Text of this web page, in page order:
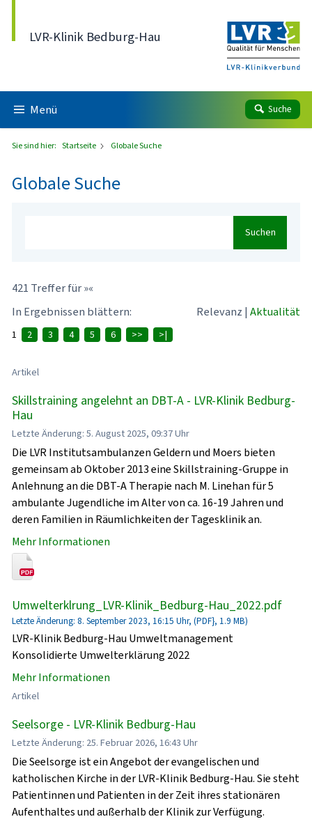
LVR-Klinik Bedburg-Hau
Menü Suche
Sie sind hier: Startseite Globale Suche
Globale Suche
Suchen
421 Treffer für »«
In Ergebnissen blättern:
Relevanz | Aktualität
1 2 3 4 5 6 >> >|
Artikel
Skillstraining angelehnt an DBT-A - LVR-Klinik Bedburg-
Hau
Letzte Änderung: 5. August 2025, 09:37 Uhr
Die LVR Institutsambulanzen Geldern und Moers bieten
gemeinsam ab Oktober 2013 eine Skillstraining-Gruppe in
Anlehnung an die DBT-A Therapie nach M. Linehan für 5
ambulante Jugendliche im Alter von ca. 16-19 Jahren und
deren Familien in Räumlichkeiten der Tagesklinik an.
Mehr Informationen
Umwelterklrung_LVR-Klinik_Bedburg-Hau_2022.pdf
Letzte Änderung: 8. September 2023, 16:15 Uhr, (PDF}, 1.9 MB)
LVR-Klinik Bedburg-Hau Umweltmanagement
Konsolidierte Umwelterklärung 2022
Mehr Informationen
Artikel
Seelsorge - LVR-Klinik Bedburg-Hau
Letzte Änderung: 25. Februar 2026, 16:43 Uhr
Die Seelsorge ist ein Angebot der evangelischen und
katholischen Kirche in der LVR-Klinik Bedburg-Hau. Sie steht
Patientinnen und Patienten in der Zeit ihres stationären
Aufenthaltes und außerhalb der Klinik zur Verfügung.